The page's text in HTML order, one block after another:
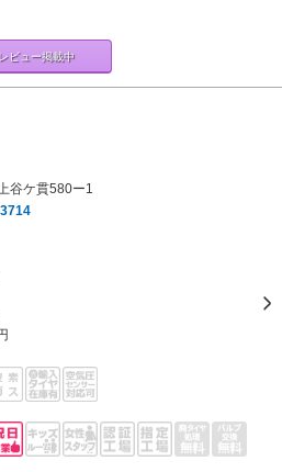
レビュー掲載中
谷ケ貫580ー1